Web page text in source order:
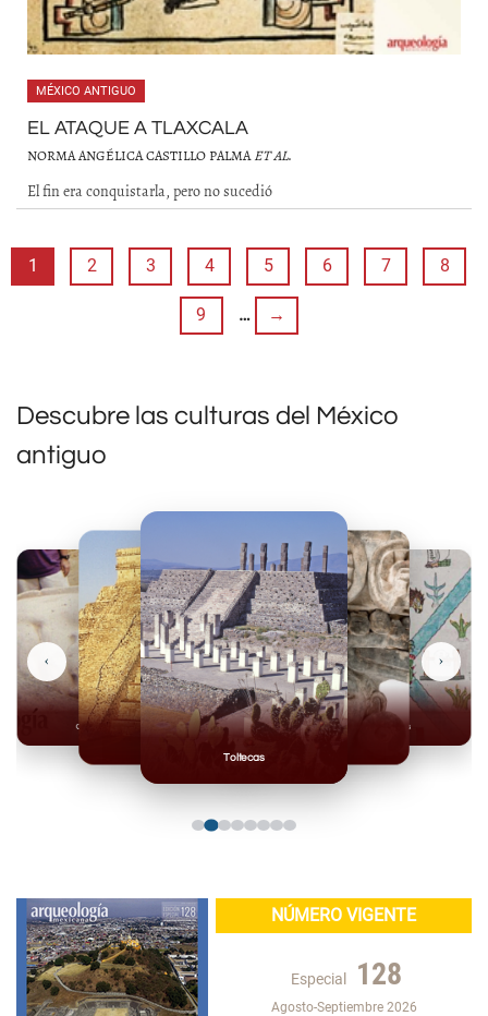
MÉXICO ANTIGUO
EL ATAQUE A TLAXCALA
NORMA ANGÉLICA CASTILLO PALMAET AL.
El fin era conquistarla, pero no sucedió
1 2 3 4 5 6 7 8
9 … →
Descubre las culturas del México
antiguo
Mixteca
Casas Grandes
‹ ›
NÚMERO VIGENTE
Especial 128
Agosto-Septiembre 2026